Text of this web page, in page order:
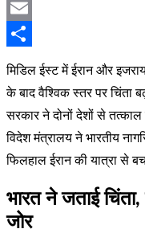
Pinterest
Email
मिडिल ईस्ट में ईरान और
के बाद वैश्विक स्तर पर चिंता
सरकार ने दोनों देशों से
विदेश मंत्रालय ने भारतीय
फिलहाल ईरान की यात्रा से
भारत ने जताई चिंता,
जोर